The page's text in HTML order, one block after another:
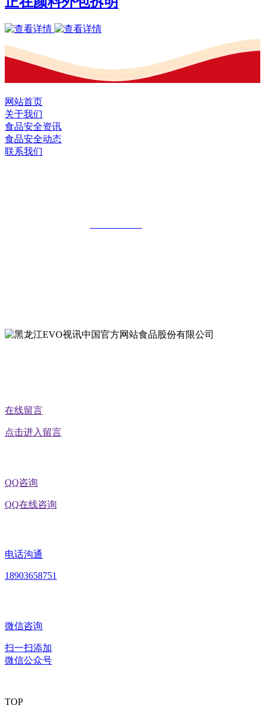
网站首页
关于我们
食品安全资讯
食品安全动态
联系我们
在线留言
点击进入留言
QQ咨询
QQ在线咨询
电话沟通
18903658751
微信咨询
扫一扫添加
微信公众号
TOP